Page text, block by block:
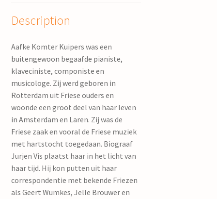
Description
Aafke Komter Kuipers was een
buitengewoon begaafde pianiste,
klaveciniste, componiste en
musicologe. Zij werd geboren in
Rotterdam uit Friese ouders en
woonde een groot deel van haar leven
in Amsterdam en Laren. Zij was de
Friese zaak en vooral de Friese muziek
met hartstocht toegedaan. Biograaf
Jurjen Vis plaatst haar in het licht van
haar tijd. Hij kon putten uit haar
correspondentie met bekende Friezen
als Geert Wumkes, Jelle Brouwer en